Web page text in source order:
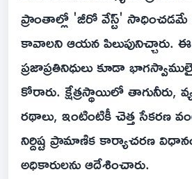
ప్రాంతాల్లో 'జీరో వేస్ట్' సాధించడమే
కావాలని ఆయన పిలుపునిచ్చారు.
ప్రజాప్రతినిధులు కూడా భాగస్వాములై
కోరారు. క్షేత్రస్థాయిలో తాగునీరు,
రథాలు, ఇంటింటికీ చెత్త సేకరణ
నిర్దిష్ట ప్రామాణిక కార్యాచరణ
అధికారులను ఆదేశించారు.